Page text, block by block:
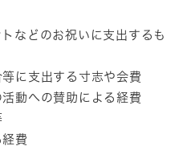
などのお祝いに支出するも
に支出する寸志や会費
動への賛助による経費
費